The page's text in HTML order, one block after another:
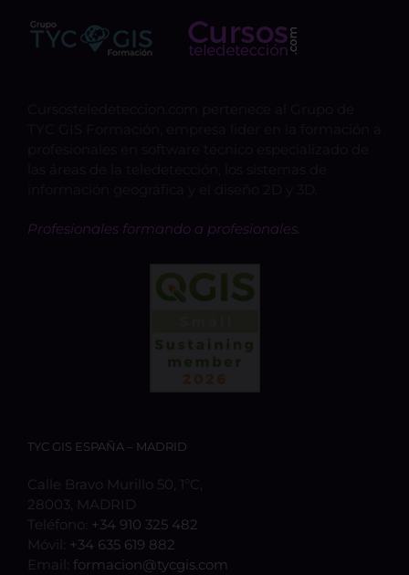
Profesionales formando a profesionales.
TYC GIS ESPAÑA – MADRID
Calle Bravo Murillo 50, 1ºC,
28003, MADRID
Teléfono: +34 910 325 482
Móvil: +34 635 619 882
Email: formacion@tycgis.com